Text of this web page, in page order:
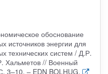
обоснование
источников энергии для
технических систем / Д.Р.
Хальметов // Военный
3–10. – EDN BOLHUG.